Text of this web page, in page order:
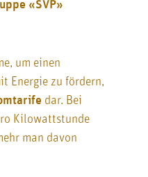
«SVP»
um einen
Energie zu fördern,
dar. Bei
Kilowattstunde
man davon